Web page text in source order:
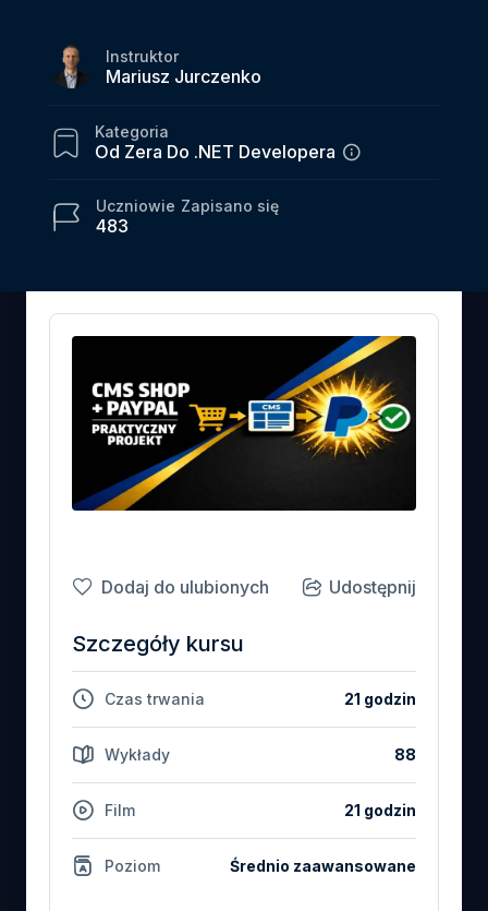
Instruktor
Mariusz Jurczenko
Kategoria
Od Zera Do .NET Developera
483
Uczniowie Zapisano się
Dodaj do ulubionych Udostępnij
Szczegóły kursu
Czas trwania 21 godzin
Wykłady 88
Film 21 godzin
Poziom Średnio zaawansowane